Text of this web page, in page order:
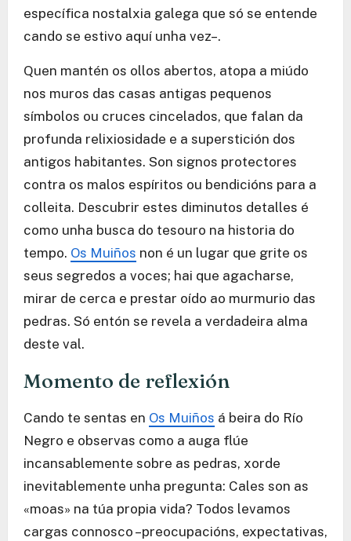
específica nostalxia galega que só se entende
cando se estivo aquí unha vez–.
Quen mantén os ollos abertos, atopa a miúdo
nos muros das casas antigas pequenos
símbolos ou cruces cincelados, que falan da
profunda relixiosidade e a superstición dos
antigos habitantes. Son signos protectores
contra os malos espíritos ou bendicións para a
colleita. Descubrir estes diminutos detalles é
como unha busca do tesouro na historia do
tempo. Os Muiños non é un lugar que grite os
seus segredos a voces; hai que agacharse,
mirar de cerca e prestar oído ao murmurio das
pedras. Só entón se revela a verdadeira alma
deste val.
Momento de reflexión
Cando te sentas en Os Muiños á beira do Río
Negro e observas como a auga flúe
incansablemente sobre as pedras, xorde
inevitablemente unha pregunta: Cales son as
«moas» na túa propia vida? Todos levamos
cargas connosco –preocupacións, expectativas,